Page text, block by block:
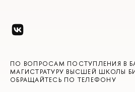
ПО ВОПРОСАМ ПОСТУПЛЕНИЯ В
МАГИСТРАТУРУ ВЫСШЕЙ ШКОЛЫ
ОБРАЩАЙТЕСЬ ПО ТЕЛЕФОНУ